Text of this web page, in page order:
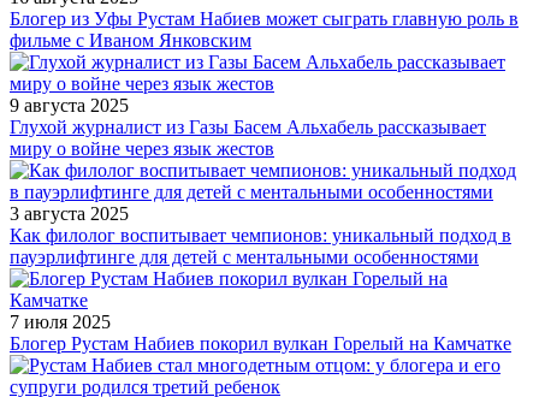
Блогер из Уфы Рустам Набиев может сыграть главную роль в
фильме с Иваном Янковским
9 августа 2025
Глухой журналист из Газы Басем Альхабель рассказывает
миру о войне через язык жестов
3 августа 2025
Как филолог воспитывает чемпионов: уникальный подход в
пауэрлифтинге для детей с ментальными особенностями
7 июля 2025
Блогер Рустам Набиев покорил вулкан Горелый на Камчатке